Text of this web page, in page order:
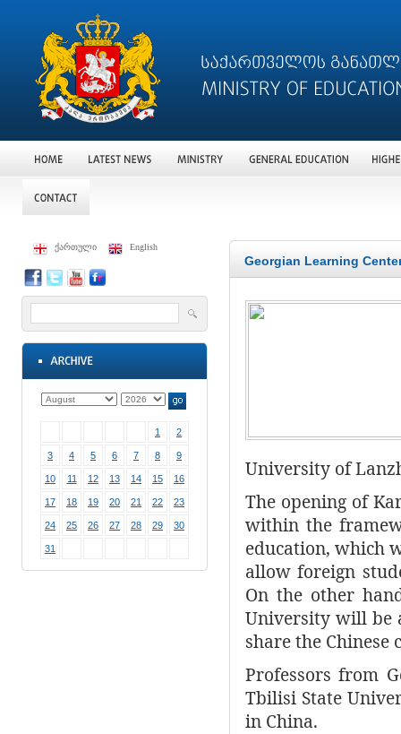
ქართული English
1 2
3 4 5 6 7 8 9
10 11 12 13 14 15 16
17 18 19 20 21 22 23
24 25 26 27 28 29 30
31
Georgian Learning
University of
The opening of
within the
education, which
allow foreign
On the other
University will be
share the Chinese
Professors from
Tbilisi State
in China.